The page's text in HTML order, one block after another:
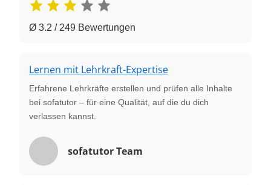
Ø 3.2 / 249 Bewertungen
Lernen mit Lehrkraft-Expertise
Erfahrene Lehrkräfte erstellen und prüfen alle Inhalte
bei sofatutor – für eine Qualität, auf die du dich
verlassen kannst.
sofatutor Team